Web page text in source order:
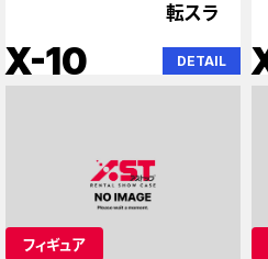
転スラ
X-10 DETAIL
フィギュア